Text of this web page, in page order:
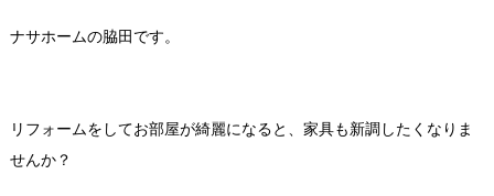
ナサホームの脇田です。
リフォームをしてお部屋が綺麗になると、家具も新調したくなりま
せんか？